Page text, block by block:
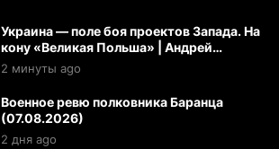
Украина — поле боя проектов Запада. На
кону «Великая Польша» | Андрей
Берсенев и Максим Карев
2 минуты ago
Военное ревю полковника Баранца
(07.08.2026)
2 дня ago